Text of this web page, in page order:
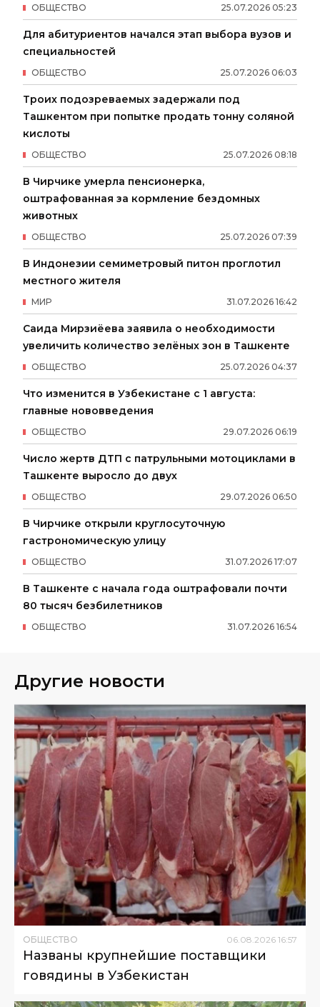
25.07.2026 05:23
ОБЩЕСТВО
Для абитуриентов начался этап выбора вузов и
специальностей
25.07.2026 06:03
ОБЩЕСТВО
Троих подозреваемых задержали под
Ташкентом при попытке продать тонну соляной
кислоты
25.07.2026 08:18
ОБЩЕСТВО
В Чирчике умерла пенсионерка,
оштрафованная за кормление бездомных
животных
25.07.2026 07:39
ОБЩЕСТВО
В Индонезии семиметровый питон проглотил
местного жителя
31.07.2026 16:42
МИР
Саида Мирзиёева заявила о необходимости
увеличить количество зелёных зон в Ташкенте
25.07.2026 04:37
ОБЩЕСТВО
Что изменится в Узбекистане с 1 августа:
главные нововведения
29.07.2026 06:19
ОБЩЕСТВО
Число жертв ДТП с патрульными мотоциклами в
Ташкенте выросло до двух
29.07.2026 06:50
ОБЩЕСТВО
В Чирчике открыли круглосуточную
гастрономическую улицу
31.07.2026 17:07
ОБЩЕСТВО
В Ташкенте с начала года оштрафовали почти
80 тысяч безбилетников
31.07.2026 16:54
ОБЩЕСТВО
Другие новости
ОБЩЕСТВО 06 08 2026 16:57
Названы крупнейшие поставщики
говядины в Узбекистан